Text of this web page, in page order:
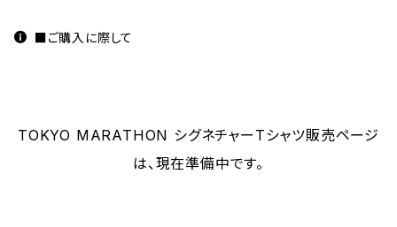
■ご購入に際して
TOKYO MARATHON シグネチャーTシャツ販売ページ
は、現在準備中です。